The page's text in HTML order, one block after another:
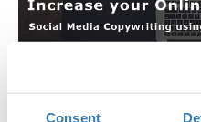
Consent
Empowered: Social